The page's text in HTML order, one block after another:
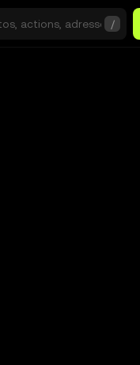
/